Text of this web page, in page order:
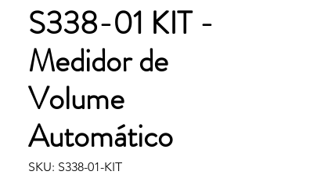
S338-01 KIT -
Medidor de
Volume
Automático
SKU: S338-01-KIT